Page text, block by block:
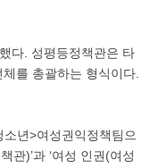
다. 성평등정책관은 타
를 총괄하는 형식이다.
년>여성권익정책팀으
관)’과 ‘여성 인권(여성